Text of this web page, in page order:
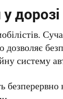
дорозі
систему